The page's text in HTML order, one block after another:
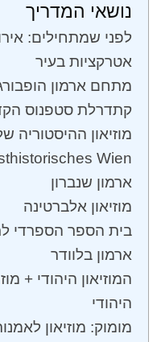
נושאי המדריך
לפני שמתחילים:
אטרקציות בעיר
מתחם ארמון
קתדרלת סטפנוס
מוזיאון ההיסטוריה
Wien
ארמון שנברון
מוזיאון אלברטינה
בית הספר הספרדי
ארמון בלוודר
המוזיאון היהודי +
היהודי
מומוק: מוזיאון